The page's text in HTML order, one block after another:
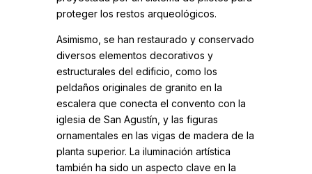
proteger los restos arqueológicos.
Asimismo, se han restaurado y conservado
diversos elementos decorativos y
estructurales del edificio, como los
peldaños originales de granito en la
escalera que conecta el convento con la
iglesia de San Agustín, y las figuras
ornamentales en las vigas de madera de la
planta superior. La iluminación artística
también ha sido un aspecto clave en la